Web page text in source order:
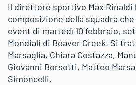
Il direttore sportivo Max Rinaldi
composizione della squadra
event di martedì 10 febbraio,
Mondiali di Beaver Creek. Si
Marsaglia, Chiara Costazza,
Giovanni Borsotti, Matteo
Simoncelli.